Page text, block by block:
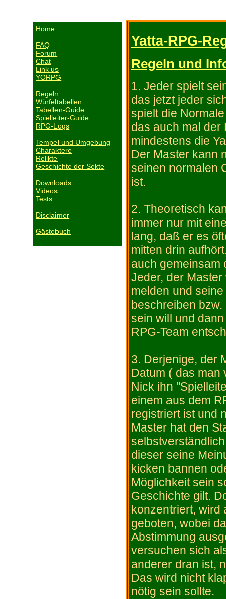
Home
FAQ
Forum
Chat
Link us
YORPG
Regeln
Würfeltabellen
Tabellen-Guide
Spielleiter-Guide
RPG-Logs
Tempel und Umgebung
Charaktere
Relikte
Geschichte der Sekte
Downloads
Videos
Tests
Disclaimer
Gästebuch
Yatta-RPG-
Regeln und
1. Jeder spielt
das jetzt jeder
spielt die
das auch mal der
mindestens die
Der Master kann
seinen normalen
ist.
2. Theoretisch
immer nur mit
lang, daß er es
mitten drin
auch gemeinsam
Jeder, der
melden und
beschreiben
sein will und
RPG-Team
3. Derjenige, der
Datum ( das man
Nick ihn
einem aus dem
registriert ist und
Master hat den
dieser seine
kicken bannen
Möglichkeit sein
Geschichte gilt.
konzentriert, wird
geboten, wobei
Abstimmung
versuchen sich
anderer dran ist,
Das wird nicht
nötig sein sollte.